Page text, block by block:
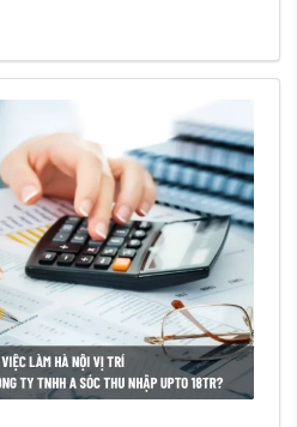
tuyển dụng tại Công ty